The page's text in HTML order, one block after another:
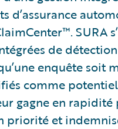
d’assurance
SURA
de
enquête soit
comme
gagne en
priorité et